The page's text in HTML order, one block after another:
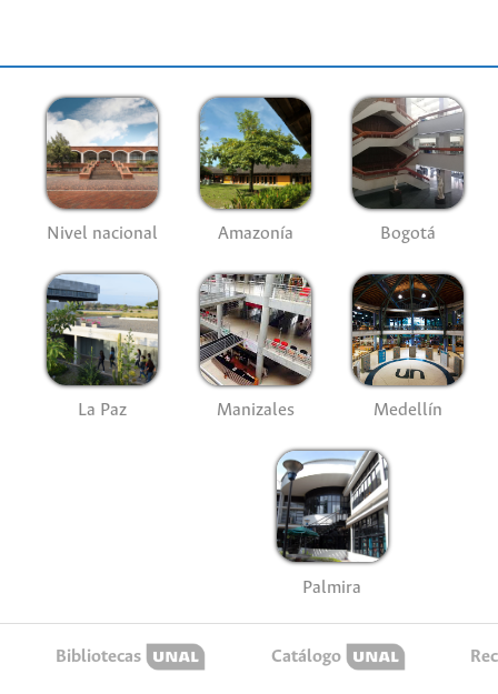
Nivel nacional Amazonía Bogotá
La Paz Manizales Medellín
Palmira
Bibliotecas Catálogo